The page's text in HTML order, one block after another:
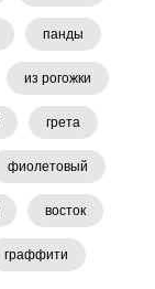
панды
из рогожки
грета
фиолетовый
восток
граффити